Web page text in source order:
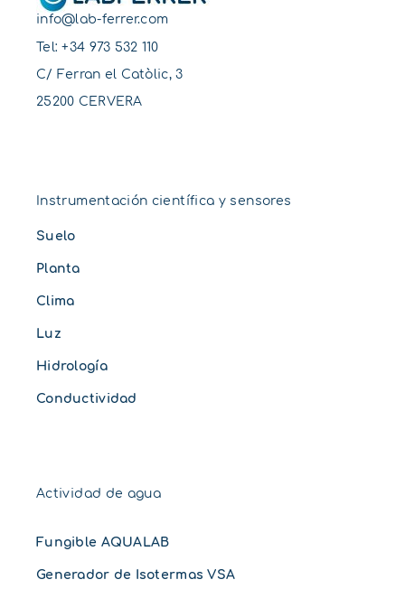
info@lab-ferrer.com
Tel:+34 973 532 110
C/ Ferran el Catòlic, 3
25200 CERVERA
Instrumentación científica y sensores
Suelo
Planta
Clima
Luz
Hidrología
Conductividad
Actividad de agua
Fungible AQUALAB
Generador de Isotermas VSA